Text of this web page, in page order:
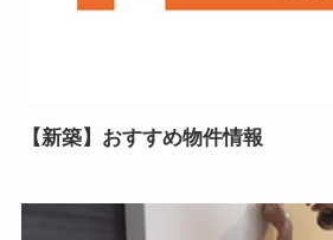
【新築】おすすめ物件情報